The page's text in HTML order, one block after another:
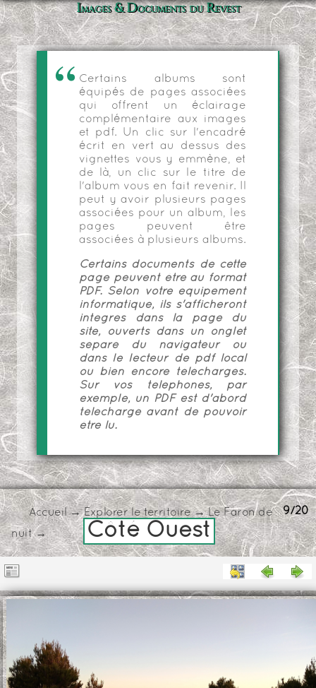
Images & Documents du Revest
Certains albums sont
équipés de pages associées
qui offrent un éclairage
complémentaire aux images
et pdf. Un clic sur l'encadré
écrit en vert au dessus des
vignettes vous y emmène, et
de là, un clic sur le titre de
l'album vous en fait revenir. Il
peut y avoir plusieurs pages
associées pour un album, les
pages peuvent être
associées à plusieurs albums.
Certains documents de cette
page peuvent être au format
PDF. Selon votre équipement
informatique, ils s'afficheront
intégrés dans la page du
site, ouverts dans un onglet
séparé du navigateur ou
dans le lecteur de pdf local
ou bien encore téléchargés.
Sur vos téléphones, par
exemple, un PDF est d'abord
téléchargé avant de pouvoir
être lu.
9/20
Accueil→Explorer le territoire→Le Faron de
nuit→ Côté Ouest